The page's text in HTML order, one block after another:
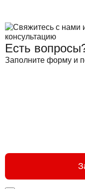
Есть
Заполните форму и